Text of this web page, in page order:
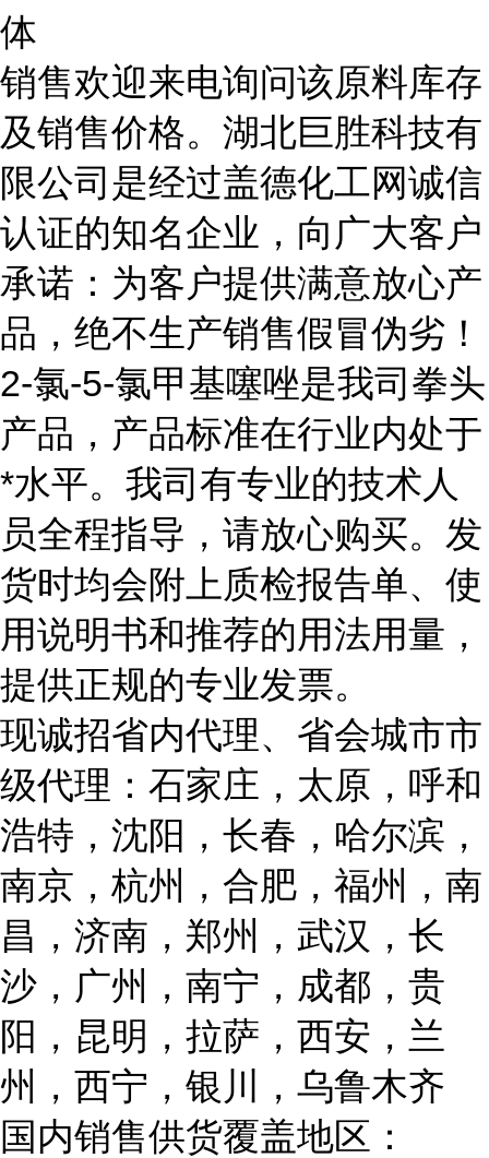
体
销售欢迎来电询问该原料库存
及销售价格。湖北巨胜科技有
限公司是经过盖德化工网诚信
认证的知名企业，向广大客户
承诺：为客户提供满意放心产
品，绝不生产销售假冒伪劣！
2-氯-5-氯甲基噻唑是我司拳头
产品，产品标准在行业内处于
*水平。我司有专业的技术人
员全程指导，请放心购买。发
货时均会附上质检报告单、使
用说明书和推荐的用法用量，
提供正规的专业发票。
现诚招省内代理、省会城市市
级代理：石家庄，太原，呼和
浩特，沈阳，长春，哈尔滨，
南京，杭州，合肥，福州，南
昌，济南，郑州，武汉，长
沙，广州，南宁，成都，贵
阳，昆明，拉萨，西安，兰
州，西宁，银川，乌鲁木齐
国内销售供货覆盖地区：